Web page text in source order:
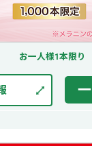
お一人様1本限り
－